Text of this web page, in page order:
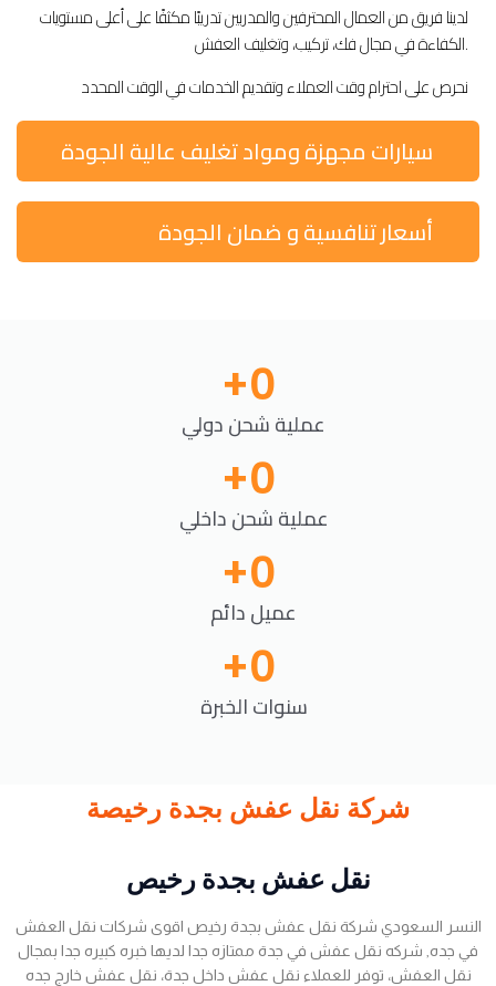
لدينا فريق من العمال المحترفين والمدربين تدريبًا مكثفًا على أعلى مستويات
الكفاءة في مجال فك، تركيب، وتغليف العفش.
نحرص على احترام وقت العملاء وتقديم الخدمات في الوقت المحدد
سيارات مجهزة ومواد تغليف عالية الجودة
أسعار تنافسية و ضمان الجودة
+0
عملية شحن دولي
+0
عملية شحن داخلي
+0
عميل دائم
+0
سنوات الخبرة
شركة نقل عفش بجدة رخيصة
نقل عفش بجدة رخيص
النسر السعودي شركة نقل عفش بجدة رخيص اقوى شركات نقل العفش
في جده, شركه نقل عفش في جدة ممتازه جدا لديها خبره كبيره جدا بمجال
نقل العفش، توفر للعملاء نقل عفش داخل جدة، نقل عفش خارج جده